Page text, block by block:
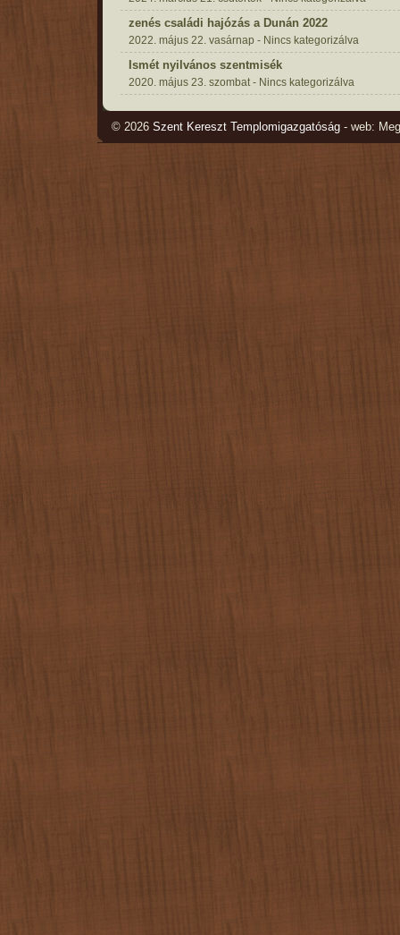
zenés családi hajózás a Dunán 2022
2022. május 22. vasárnap - Nincs kategorizálva
Ismét nyilvános szentmisék
2020. május 23. szombat - Nincs kategorizálva
© 2026 Szent Kereszt Templomigazgatóság - web: